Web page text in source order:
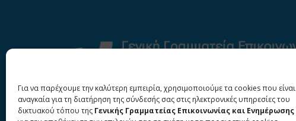
Για να παρέχουμε την καλύτερη εμπειρία, χρησιμοποιούμε τα cookies που είναι
αναγκαία για τη διατήρηση της σύνδεσής σας στις ηλεκτρονικές υπηρεσίες του
δικτυακού τόπου της Γενικής Γραμματείας Επικοινωνίας και Ενημέρωσης